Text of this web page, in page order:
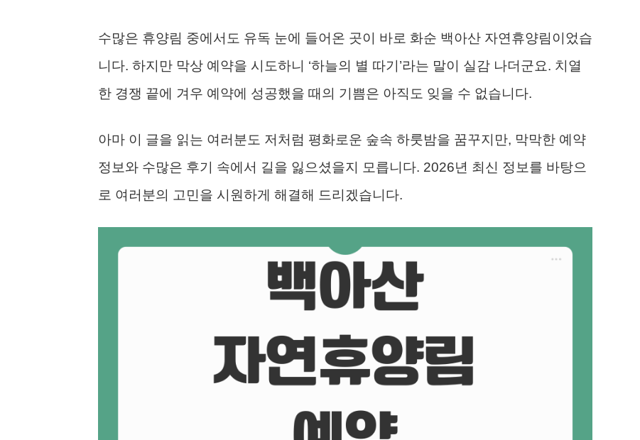
수많은 휴양림 중에서도 유독 눈에 들어온 곳이 바로 화순 백아산 자연휴양림이었습
니다. 하지만 막상 예약을 시도하니 ‘하늘의 별 따기’라는 말이 실감 나더군요. 치열
한 경쟁 끝에 겨우 예약에 성공했을 때의 기쁨은 아직도 잊을 수 없습니다.
아마 이 글을 읽는 여러분도 저처럼 평화로운 숲속 하룻밤을 꿈꾸지만, 막막한 예약
정보와 수많은 후기 속에서 길을 잃으셨을지 모릅니다. 2026년 최신 정보를 바탕으
로 여러분의 고민을 시원하게 해결해 드리겠습니다.